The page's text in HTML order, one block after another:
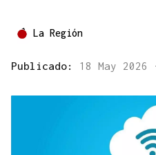
La Región
Publicado: 18 May